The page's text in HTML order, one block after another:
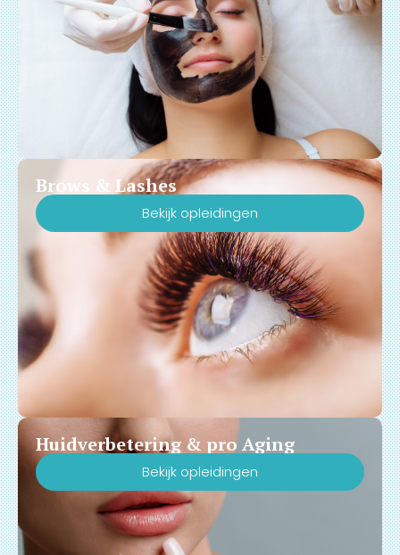
Brows & Lashes
Bekijk opleidingen
Huidverbetering & pro Aging
Bekijk opleidingen